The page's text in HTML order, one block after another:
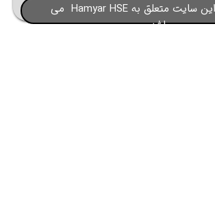
تمام حقوق این سایت متعلق به Hamyar HSE می
باشد​​​​​​​